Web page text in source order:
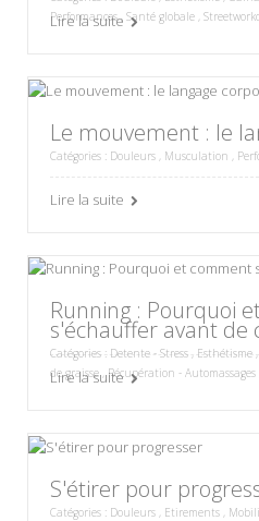
Performances, Santé globale
Lire la suite
Le mouvement : le
Catégories : Douleurs Musculation
Lire la suite
Running : Pourquoi
s'échauffer avant de
Catégories : Detente - Stress , Esthétisme ,
de graisse,Récupération - Automassages
Lire la suite
S'étirer pour
Catégories : Douleurs Etirements